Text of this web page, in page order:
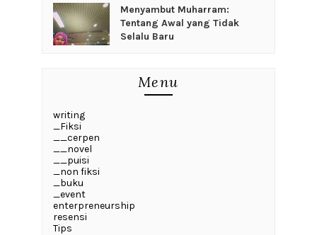
Menyambut Muharram:
Tentang Awal yang Tidak
Selalu Baru
Menu
writing
_Fiksi
__cerpen
__novel
__puisi
_non fiksi
_buku
_event
enterpreneurship
resensi
Tips